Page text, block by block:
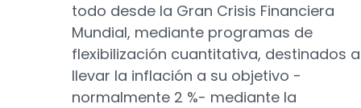
todo desde la Gran Crisis Financiera
Mundial, mediante programas de
flexibilización cuantitativa, destinados a
llevar la inflación a su objetivo -
normalmente 2 %- mediante la